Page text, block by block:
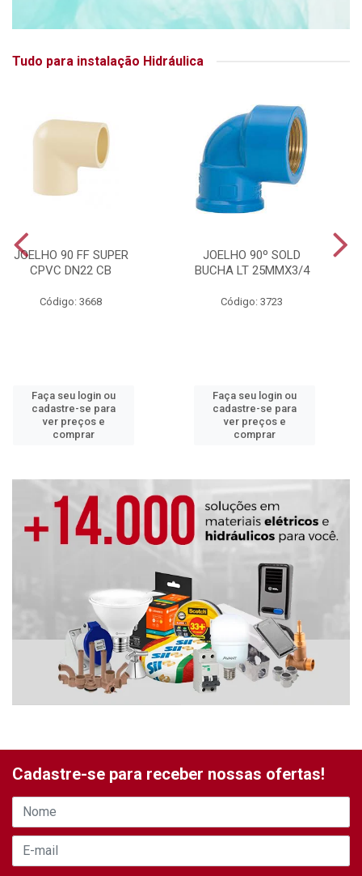
Tudo para instalação Hidráulica
JOELHO 90 FF SUPER
CPVC DN22 CB
Código: 3668
Faça seu login ou
cadastre-se para
ver preços e
comprar
JOELHO 90º SOLD
BUCHA LT 25MMX3/4
Código: 3723
Faça seu login ou
cadastre-se para
ver preços e
comprar
Cadastre-se para receber nossas ofertas!